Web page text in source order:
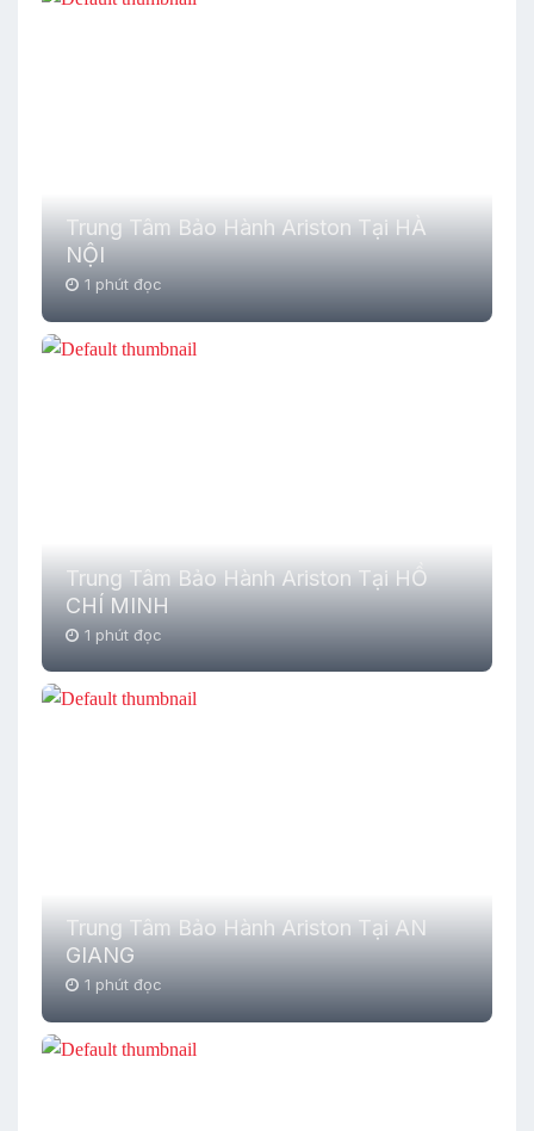
Trung Tâm Bảo Hành Ariston Tại HÀ
NỘI
1 phút đọc
Trung Tâm Bảo Hành Ariston Tại HỒ
CHÍ MINH
1 phút đọc
Trung Tâm Bảo Hành Ariston Tại AN
GIANG
1 phút đọc